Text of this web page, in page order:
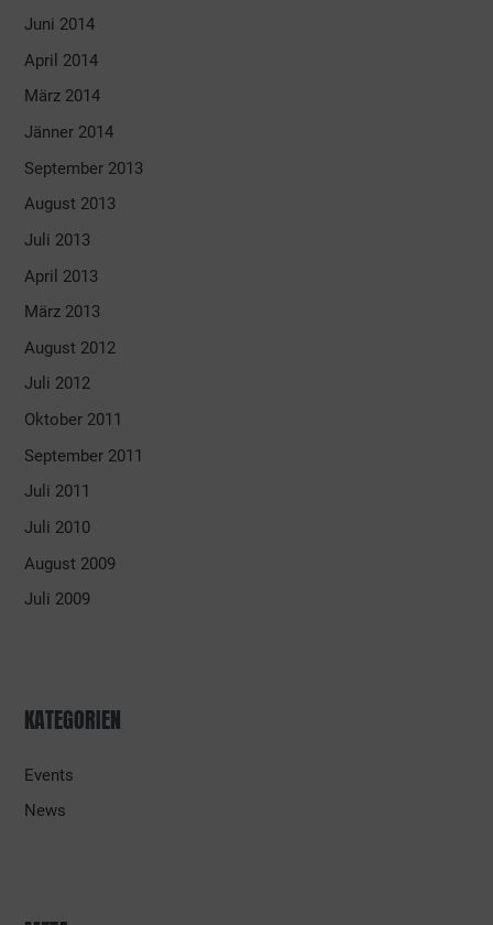
Juni 2014
April 2014
März 2014
Jänner 2014
September 2013
August 2013
Juli 2013
April 2013
März 2013
August 2012
Juli 2012
Oktober 2011
September 2011
Juli 2011
Juli 2010
August 2009
Juli 2009
KATEGORIEN
Events
News